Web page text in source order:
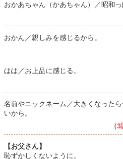
おかあちゃん（かあちゃん）／昭和っ
おかん／親しみを感じるから。
はは／お上品に感じる。
名前やニックネーム／大きくなった
いから。
（
【お父さん】
恥ずかしくないように。